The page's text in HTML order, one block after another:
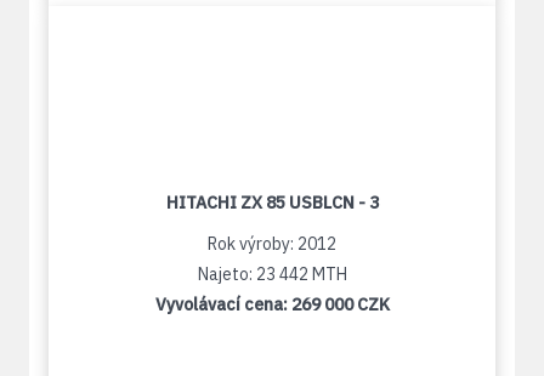
HITACHI ZX 85 USBLCN - 3
Rok výroby: 2012
Najeto: 23 442 MTH
Vyvolávací cena: 269 000 CZK